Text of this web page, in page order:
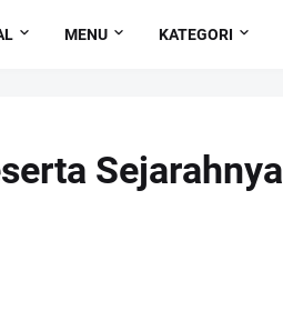
MENU KATEGORI
Sejarahnya